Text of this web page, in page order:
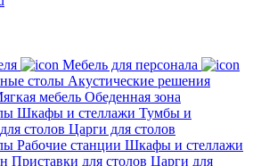
Мебель для персонала
столы Акустические решения
мебель Обеденная зона
Шкафы и стеллажи Тумбы и
столов Царги для столов
Рабочие станции Шкафы и стеллажи
Приставки для столов Царги для